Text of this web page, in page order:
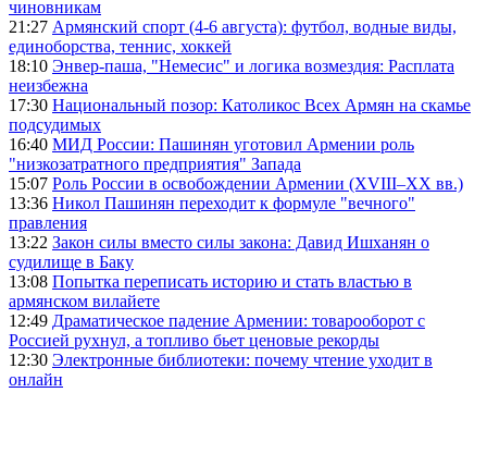
чиновникам
21:27 Армянский спорт (4-6 августа): футбол, водные виды,
единоборства, теннис, хоккей
18:10 Энвер-паша, "Немесис" и логика возмездия: Расплата
неизбежна
17:30 Национальный позор: Католикос Всех Армян на скамье
подсудимых
16:40 МИД России: Пашинян уготовил Армении роль
"низкозатратного предприятия" Запада
15:07 Роль России в освобождении Армении (XVIII–XX вв.)
13:36 Никол Пашинян переходит к формуле "вечного"
правления
13:22 Закон силы вместо силы закона: Давид Ишханян о
судилище в Баку
13:08 Попытка переписать историю и стать властью в
армянском вилайете
12:49 Драматическое падение Армении: товарооборот с
Россией рухнул, а топливо бьет ценовые рекорды
12:30 Электронные библиотеки: почему чтение уходит в
онлайн